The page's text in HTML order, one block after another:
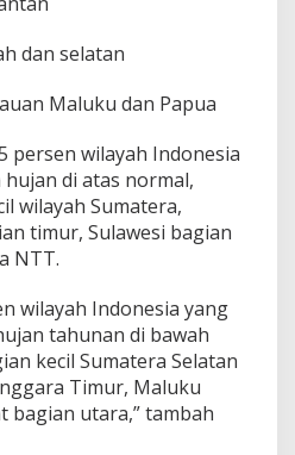
dan selatan
Maluku dan Papua
persen wilayah Indonesia
di atas normal,
wilayah Sumatera,
timur, Sulawesi bagian
NTT.
wilayah Indonesia yang
tahunan di bawah
kecil Sumatera Selatan
Timur, Maluku
bagian utara,” tambah